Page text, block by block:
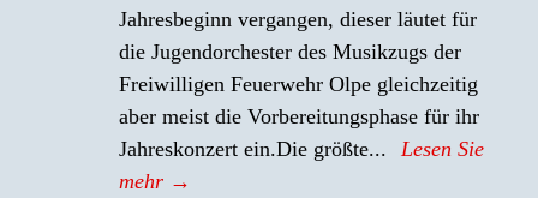
Jahresbeginn vergangen, dieser läutet für
die Jugendorchester des Musikzugs der
Freiwilligen Feuerwehr Olpe gleichzeitig
aber meist die Vorbereitungsphase für ihr
Jahreskonzert ein.Die größte...
Lesen Sie
mehr →